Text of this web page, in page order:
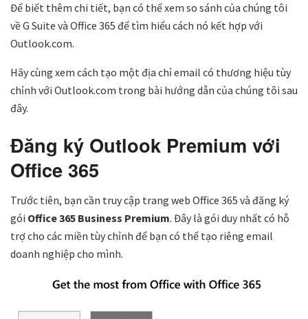
Để biết thêm chi tiết, bạn có thể xem so sánh của chúng tôi
về G Suite và Office 365 để tìm hiểu cách nó kết hợp với
Outlook.com.
Hãy cùng xem cách tạo một địa chỉ email có thương hiệu tùy
chỉnh với Outlook.com trong bài hướng dẫn của chúng tôi sau
đây.
Đăng ký Outlook Premium với
Office 365
Trước tiên, bạn cần truy cập trang web Office 365 và đăng ký
gói Office 365 Business Premium. Đây là gói duy nhất có hỗ
trợ cho các miền tùy chỉnh để bạn có thể tạo riêng email
doanh nghiệp cho mình.